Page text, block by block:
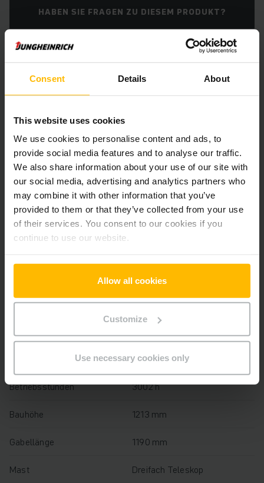
Consent Details About
This website uses cookies
We use cookies to personalise content and ads, to
provide social media features and to analyse our traffic.
We also share information about your use of our site with
our social media, advertising and analytics partners who
may combine it with other information that you’ve
provided to them or that they’ve collected from your use
of their services. You consent to our cookies if you
continue to use our website.
Allow all cookies
Customize
Use necessary cookies only
HABEN SIE FRAGEN ZU DIESEM PRODUKT?
Der Zwischenverkauf ist vorbehalten.
Produktinformationen
Zusammenfassung der technischen Spezifikationen und
Ausstattungen des Fahrzeugs.
Technische Daten
Batterie Blei-Säure, 24 V / 250 Ah
Batterie Aufarbeitungsjahr 2026
Baujahr 2021
2200 kg
Betriebsstunden 3002 h
Bauhöhe 1213 mm
Gabellänge 1190 mm
Mast Dreifach Teleskop